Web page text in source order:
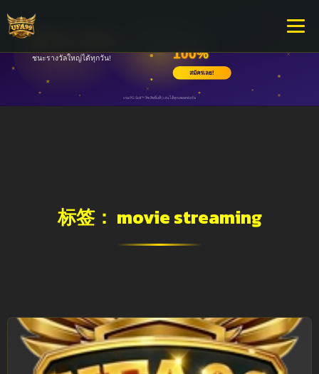
标签： movie streaming